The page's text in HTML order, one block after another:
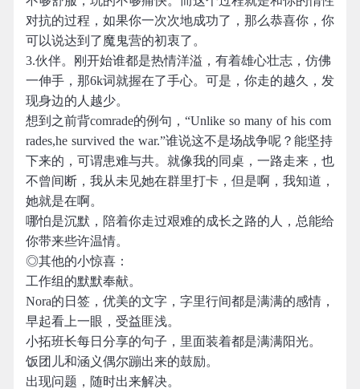
对抗的过程，如果你一次次地成功了，那么恭喜你，你
可以说达到了魔鬼营的初衷了。
3.伙伴。刚开始谁都是热情洋溢，有着雄心壮志，仿佛
一伸手，那6k词就握在了手心。可是，你走的越久，发
现身边的人越少。
想到之前背comrade的例句，“Unlike so many of his com
rades,he survived the war.”谁说这不是场战争呢？能坚持
下来的，可谓患难与共。就像我的同桌，一路走来，也
不曾间断，我从未见她在群里打卡，但是啊，我知道，
她就是在啊。
哪怕是沉默，陪着你走过艰难的成长之路的人，总能给
你带来些许温情。
◎其他的小惊喜：
工作组的默默奉献。
Nora的日签，优美的文字，字里行间都是满满的感情，
早起看上一眼，受益匪浅。
小拓班长每日分享的句子，里面装着都是满满阳光。
饭团儿和涵义偶尔蹦出来的鼓励。
出现问题，随时出来解决。